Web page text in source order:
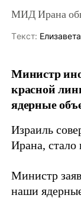
МИД Ирана
Tекст:
Министр
красной
ядерные
Израиль
Ирана, стало
Министр
наши